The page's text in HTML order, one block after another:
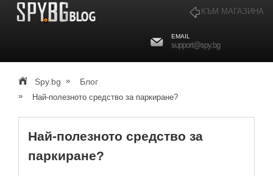
КЪМ МАГАЗИНА
EMAIL
support@spy.bg
Spy.bg » Блог
» Най-полезното средство за паркиране?
Най-полезното средство за
паркиране?